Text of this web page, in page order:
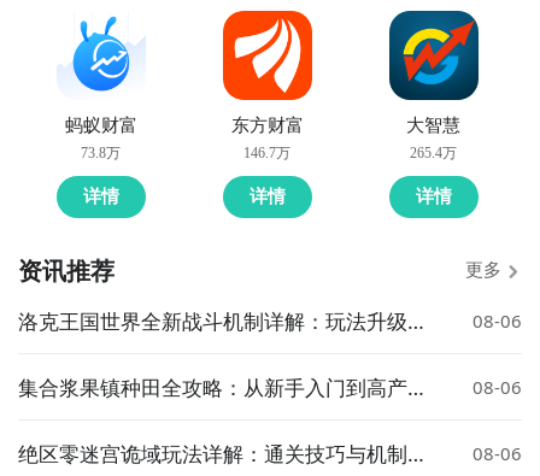
蚂蚁财富
73.8万
详情
东方财富
146.7万
详情
大智慧
265.4万
详情
资讯推荐 更多
洛克王国世界全新战斗机制详解：玩法升级与
08-06
集合浆果镇种田全攻略：从新手入门到高产技
08-06
绝区零迷宫诡域玩法详解：通关技巧与机制解
08-06